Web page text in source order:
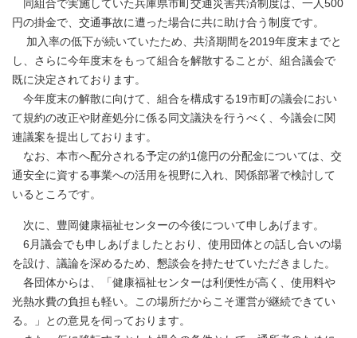
同組合で実施していた兵庫県市町交通災害共済制度は、一人500
円の掛金で、交通事故に遭った場合に共に助け合う制度です。
加入率の低下が続いていたため、共済期間を2019年度末までと
し、さらに今年度末をもって組合を解散することが、組合議会で
既に決定されております。
今年度末の解散に向けて、組合を構成する19市町の議会におい
て規約の改正や財産処分に係る同文議決を行うべく、今議会に関
連議案を提出しております。
なお、本市へ配分される予定の約1億円の分配金については、交
通安全に資する事業への活用を視野に入れ、関係部署で検討して
いるところです。
次に、豊岡健康福祉センターの今後について申しあげます。
6月議会でも申しあげましたとおり、使用団体との話し合いの場
を設け、議論を深めるため、懇談会を持たせていただきました。
各団体からは、「健康福祉センターは利便性が高く、使用料や
光熱水費の負担も軽い。この場所だからこそ運営が継続できてい
る。」との意見を伺っております。